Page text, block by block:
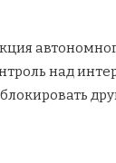
над